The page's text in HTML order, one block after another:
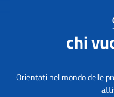
chi
Orientati nel mondo delle